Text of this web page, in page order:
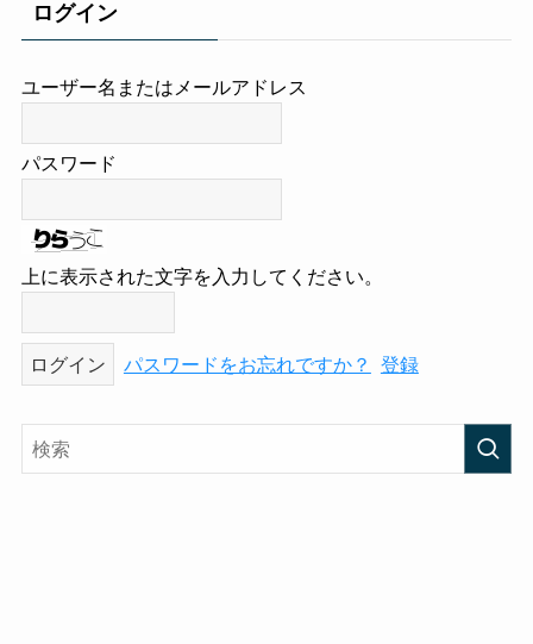
ログイン
ユーザー名またはメールアドレス
パスワード
上に表示された文字を入力してください。
パスワードをお忘れですか？ 登録